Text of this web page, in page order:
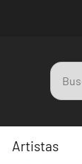
Buscar:
Artistas